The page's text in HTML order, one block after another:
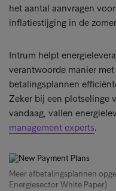
het aantal aanvragen voor
inflatiestijging in de
Intrum helpt
verantwoorde manier
betalingsplannen
Zeker bij een plotselinge
vandaag, vallen
management experts.
Meer afbetalingsplannen
Energiesector White Paper)